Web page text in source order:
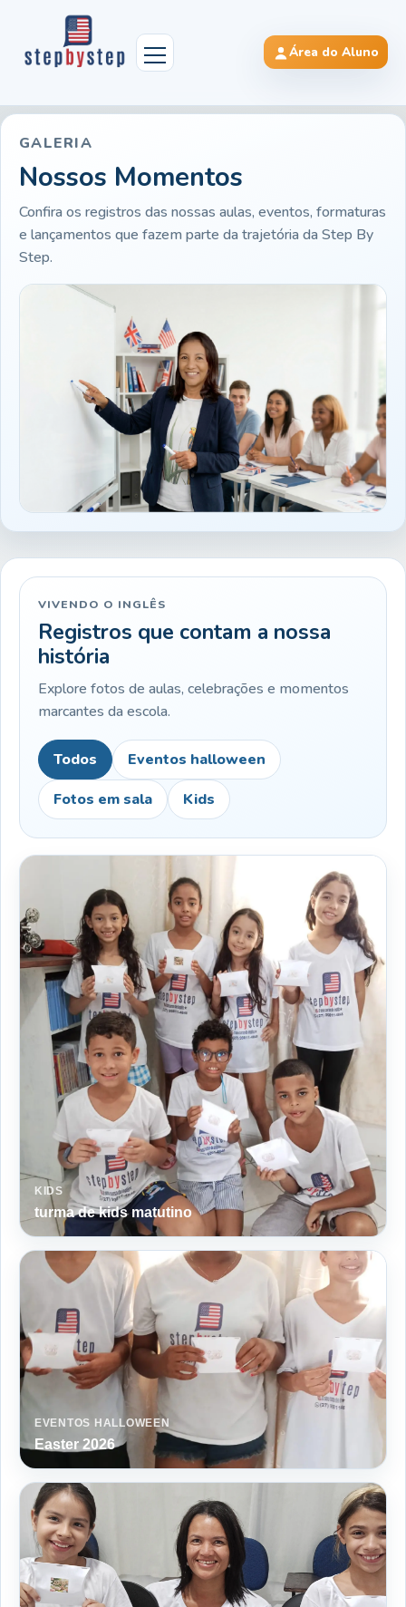
Área do Aluno
GALERIA
Nossos Momentos
Confira os registros das nossas aulas, eventos, formaturas
e lançamentos que fazem parte da trajetória da Step By
Step.
VIVENDO O INGLÊS
Registros que contam a nossa
história
Explore fotos de aulas, celebrações e momentos
marcantes da escola.
Todos
Eventos halloween
Fotos em sala
Kids
KIDS
turma de kids matutino
EVENTOS HALLOWEEN
Easter 2026